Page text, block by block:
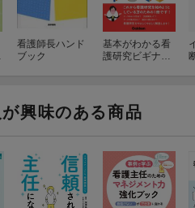
看護師長ハンド
ブック
基本がわかる看
護研究ビギナー
興味のある商品